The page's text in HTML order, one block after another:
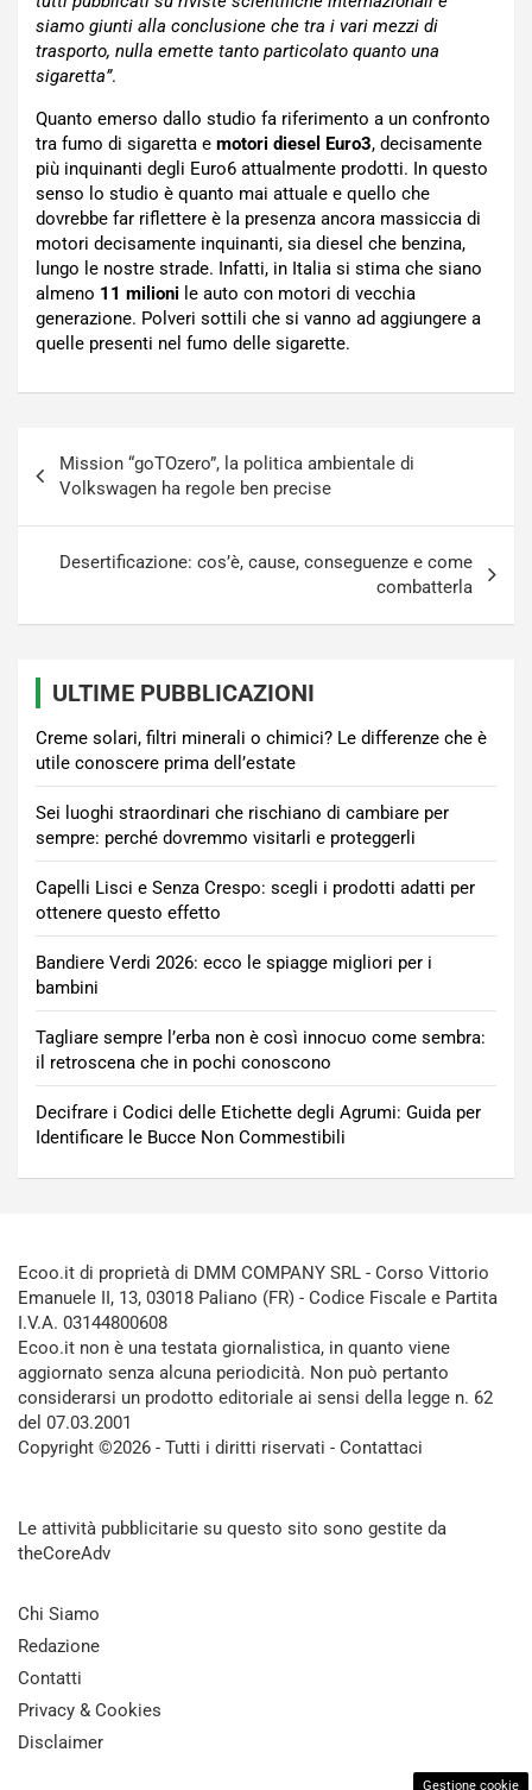
siamo giunti alla conclusione che tra i vari mezzi di
trasporto, nulla emette tanto particolato quanto una
sigaretta”.
Quanto emerso dallo studio fa riferimento a un confronto
tra fumo di sigaretta e motori diesel Euro3, decisamente
più inquinanti degli Euro6 attualmente prodotti. In questo
senso lo studio è quanto mai attuale e quello che
dovrebbe far riflettere è la presenza ancora massiccia di
motori decisamente inquinanti, sia diesel che benzina,
lungo le nostre strade. Infatti, in Italia si stima che siano
almeno 11 milioni le auto con motori di vecchia
generazione. Polveri sottili che si vanno ad aggiungere a
quelle presenti nel fumo delle sigarette.
articoli
Mission “goTOzero”, la politica ambientale di
Volkswagen ha regole ben precise
Desertificazione: cos’è, cause, conseguenze e come
combatterla
ULTIME PUBBLICAZIONI
Creme solari, filtri minerali o chimici? Le differenze che è
utile conoscere prima dell’estate
Sei luoghi straordinari che rischiano di cambiare per
sempre: perché dovremmo visitarli e proteggerli
Capelli Lisci e Senza Crespo: scegli i prodotti adatti per
ottenere questo effetto
Bandiere Verdi 2026: ecco le spiagge migliori per i
bambini
Tagliare sempre l’erba non è così innocuo come sembra:
il retroscena che in pochi conoscono
Decifrare i Codici delle Etichette degli Agrumi: Guida per
Identificare le Bucce Non Commestibili
Ecoo.it di proprietà di DMM COMPANY SRL - Corso Vittorio
Emanuele II, 13, 03018 Paliano (FR) - Codice Fiscale e Partita
I.V.A. 03144800608
Ecoo.it non è una testata giornalistica, in quanto viene
aggiornato senza alcuna periodicità. Non può pertanto
considerarsi un prodotto editoriale ai sensi della legge n. 62
del 07.03.2001
Copyright ©2026 - Tutti i diritti riservati - Contattaci
Le attività pubblicitarie su questo sito sono gestite da
theCoreAdv
Chi Siamo
Redazione
Contatti
Privacy & Cookies
Disclaimer
Gestione cookie